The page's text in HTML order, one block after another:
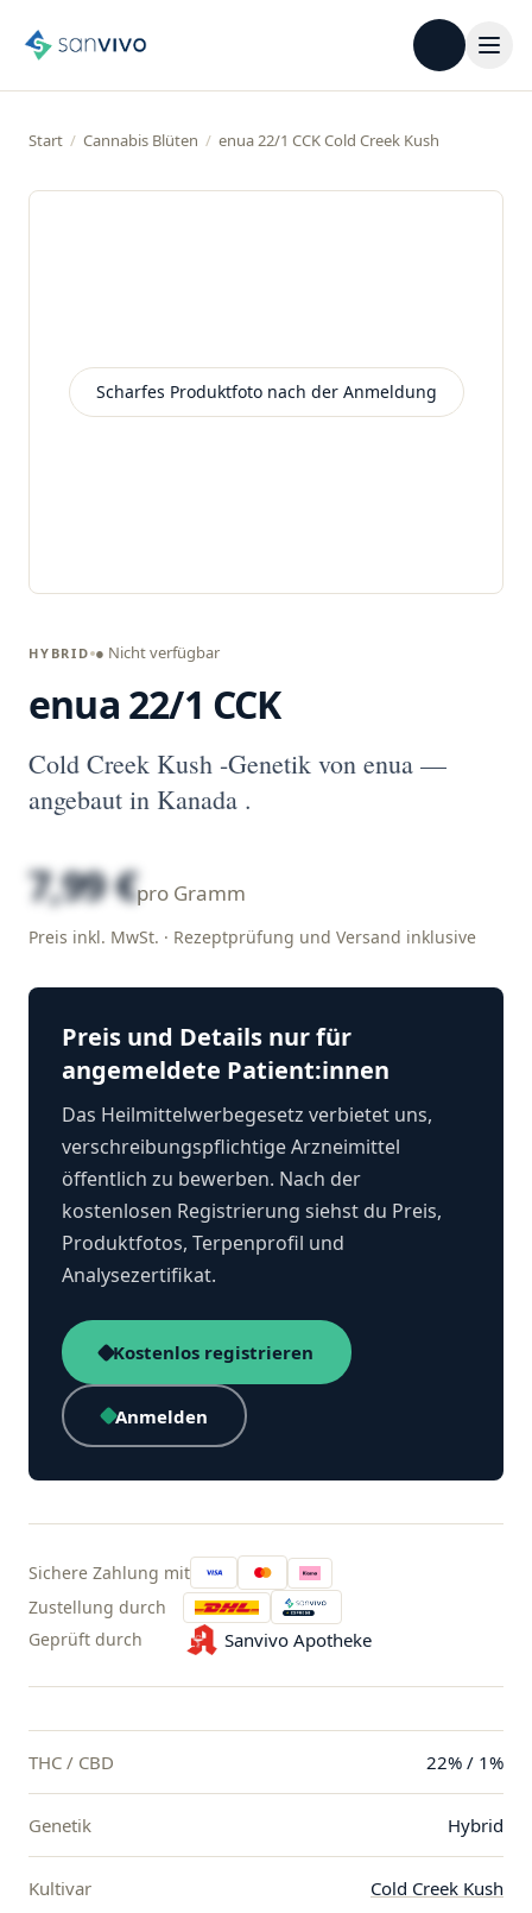
Start / Cannabis Blüten / enua 22/1 CCK Cold Creek Kush
Scharfes Produktfoto nach der Anmeldung
HYBRID ● Nicht verfügbar
enua 22/1 CCK
Cold Creek Kush -Genetik von enua —
angebaut in Kanada .
7,99 €pro Gramm
Preis inkl. MwSt. · Rezeptprüfung und Versand inklusive
Preis und Details nur für
angemeldete Patient:innen
Das Heilmittelwerbegesetz verbietet uns,
verschreibungspflichtige Arzneimittel
öffentlich zu bewerben. Nach der
kostenlosen Registrierung siehst du Preis,
Produktfotos, Terpenprofil und
Analysezertifikat.
Kostenlos registrieren
Anmelden
Sichere Zahlung mit
Zustellung durch
Geprüft durch
Sanvivo Apotheke
THC / CBD 22% / 1%
Genetik Hybrid
Kultivar Cold Creek Kush